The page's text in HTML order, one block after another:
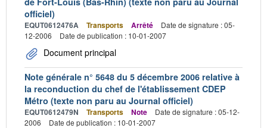
officiel)
EQUT0612476A Transports Arrêté
Date de signature : 05-
12-2006
Date de publication : 10-01-2007
Document principal
Note générale n° 5648 du 5 décembre 2006 relative à
la reconduction du chef de l'établissement CDEP
Métro (texte non paru au Journal officiel)
EQUT0612479N Transports Note
Date de signature : 05-12-
2006
Date de publication : 10-01-2007